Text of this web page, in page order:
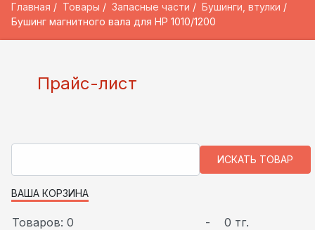
Главная Товары Запасные части
Бушинги, втулки
Бушинг магнитного вала для HP 1010/1200
Прайс-лист
ВАША КОРЗИНА
Товаров: 0 -
0 тг.